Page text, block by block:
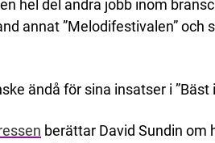
hel del andra jobb inom
annat ”Melodifestivalen” och
ändå för sina insatser i ”Bäst
berättar David Sundin om